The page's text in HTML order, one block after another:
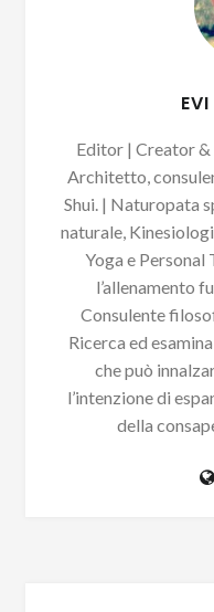
Editor | Creator &
Architetto,
Shui. | Naturopata
naturale,
Yoga e Personal
l’allenamento
Consulente
Ricerca ed
che può
l’intenzione di
della